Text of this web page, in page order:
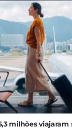
milhões